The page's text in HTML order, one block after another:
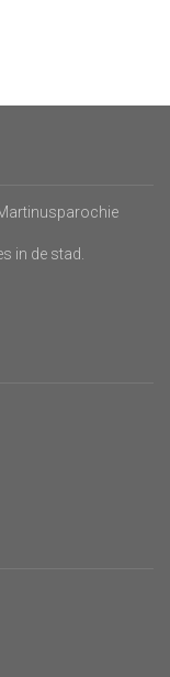
in de stad.